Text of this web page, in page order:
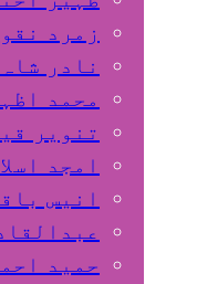
زمرد
نادر
محمد
تنویر
امجد
انیس
حمید